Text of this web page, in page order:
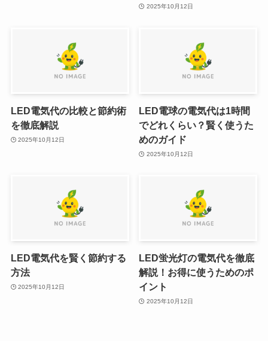
2025年10月12日
LED電気代の比較と節約術
を徹底解説
2025年10月12日
LED電球の電気代は1時間
でどれくらい？賢く使うた
めのガイド
2025年10月12日
LED電気代を賢く節約する
方法
2025年10月12日
LED蛍光灯の電気代を徹底
解説！お得に使うためのポ
イント
2025年10月12日